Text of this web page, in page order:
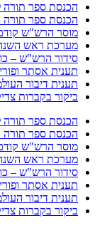
הכנסת ספר תורה
הכנסת ספר
מוסר הרש"ש
מערכת ראש
סידור הרש"ש –
תענית אסתר
תענית דיבור
ביקור בקברות
הכנסת ספר תורה
הכנסת ספר
מוסר הרש"ש
מערכת ראש
סידור הרש"ש –
תענית אסתר
תענית דיבור
ביקור בקברות